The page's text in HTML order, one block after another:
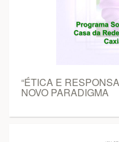
“ÉTICA E
NOVO PARADIGMA